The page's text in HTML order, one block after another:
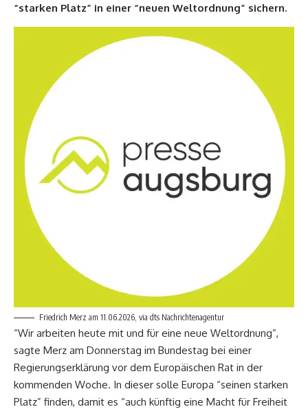
“starken Platz” in einer “neuen Weltordnung” sichern.
Friedrich Merz am 11.06.2026, via dts Nachrichtenagentur
“Wir arbeiten heute mit und für eine neue Weltordnung”,
sagte Merz am Donnerstag im Bundestag bei einer
Regierungserklärung vor dem Europäischen Rat in der
kommenden Woche. In dieser solle Europa “seinen starken
Platz” finden, damit es “auch künftig eine Macht für Freiheit